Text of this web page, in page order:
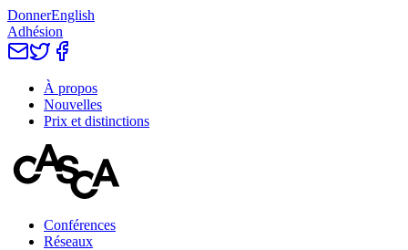
DonnerEnglish
Adhésion
À propos
Nouvelles
Prix et distinctions
Conférences
Réseaux